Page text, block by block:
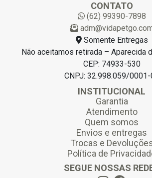
CONTATO
(62) 99390-7898
Somente Entregas
Não aceitamos retirada – Aparecida
CEP: 74933-530
CNPJ: 32.998.059/
INSTITUCIONAL
Garantia
Atendimento
Quem somos
Envios e entregas
Trocas e
Política de
SEGUE NOSSAS